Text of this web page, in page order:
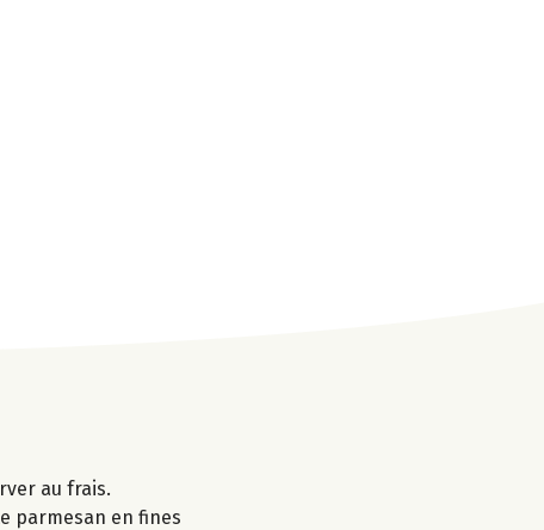
au frais.
parmesan en fines